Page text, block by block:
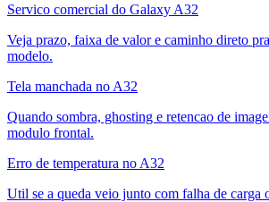
Servico comercial do Galaxy A32
Veja prazo, faixa de valor e caminho direto
modelo.
Tela manchada no A32
Quando sombra, ghosting e retencao de
modulo frontal.
Erro de temperatura no A32
Util se a queda veio junto com falha de carga